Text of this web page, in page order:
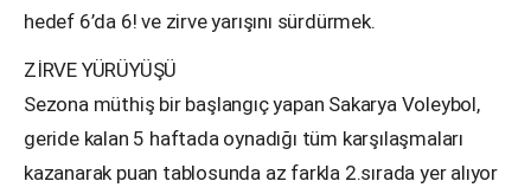
hedef 6’da 6! ve zirve yarışını sürdürmek.
ZİRVE YÜRÜYÜŞÜ
Sezona müthiş bir başlangıç yapan Sakarya Voleybol,
geride kalan 5 haftada oynadığı tüm karşılaşmaları
kazanarak puan tablosunda az farkla 2.sırada yer alıyor